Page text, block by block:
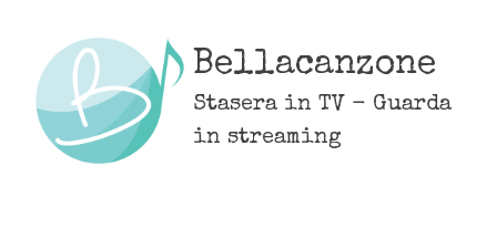
content
Bellacanzone
Stasera in TV - Guarda
in streaming